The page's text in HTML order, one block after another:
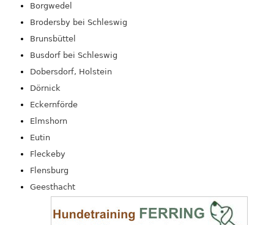
Borgwedel
Brodersby bei Schleswig
Brunsbüttel
Busdorf bei Schleswig
Dobersdorf, Holstein
Dörnick
Eckernförde
Elmshorn
Eutin
Fleckeby
Flensburg
Geesthacht